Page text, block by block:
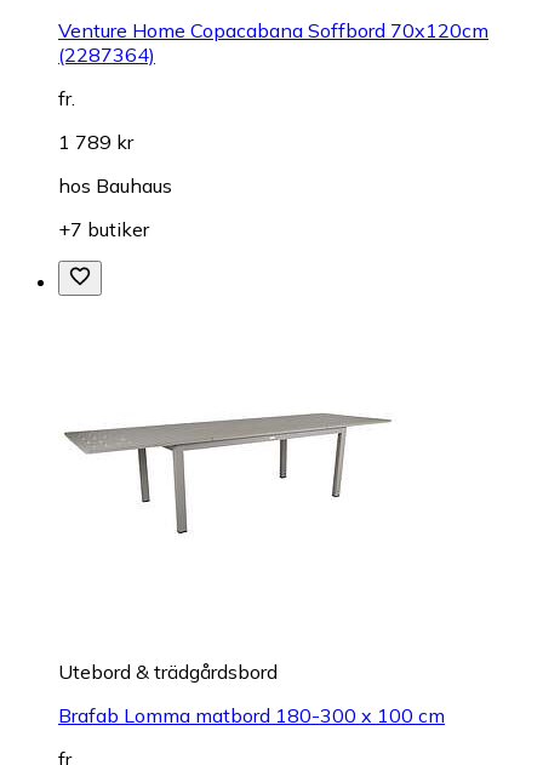
Venture Home Copacabana Soffbord 70x120cm
(2287364)
fr.
1 789 kr
hos Bauhaus
+7 butiker
Utebord & trädgårdsbord
Brafab Lomma matbord 180-300 x 100 cm
fr.